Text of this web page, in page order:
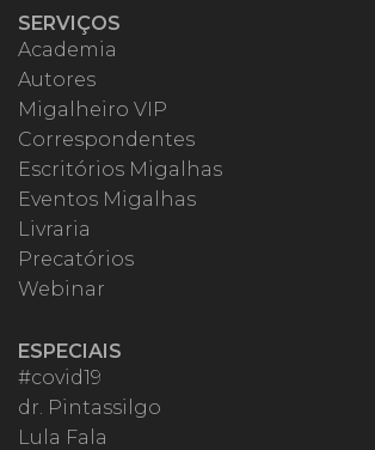
SERVIÇOS
Academia
Autores
Migalheiro VIP
Correspondentes
Escritórios Migalhas
Eventos Migalhas
Livraria
Precatórios
Webinar
ESPECIAIS
#covid19
dr. Pintassilgo
Lula Fala